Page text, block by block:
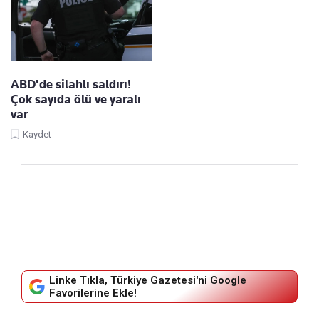
ABD'de silahlı saldırı!
Çok sayıda ölü ve yaralı
var
Kaydet
Linke Tıkla, Türkiye Gazetesi'ni Google
Favorilerine Ekle!